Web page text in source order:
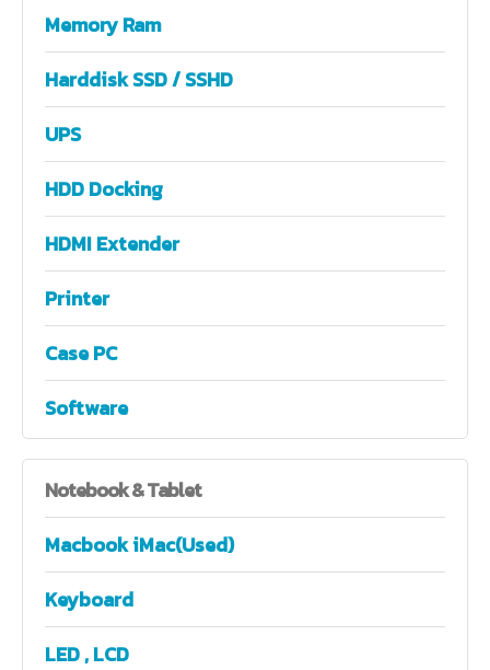
Memory Ram
Harddisk SSD / SSHD
UPS
HDD Docking
HDMI Extender
Printer
Case PC
Software
Notebook& Tablet
Macbook iMac(Used)
Keyboard
LED , LCD